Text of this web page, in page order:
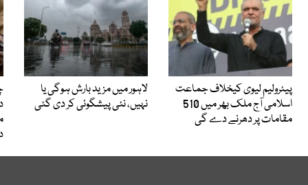
پیٹرولیم لیوی کیخلاف جماعت
اسلامی آج ملک بھر میں 510
مقامات پر دھرنے دے گی
لاہور میں مزید بارش ہوگی یا
نہیں، نئی پیشگوئی کر دی گئی